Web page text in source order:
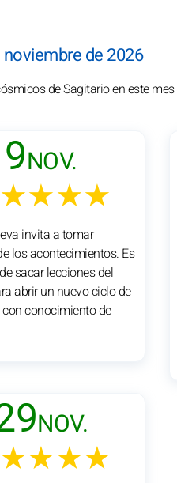
de 2026
de Sagitario en este
9NOV.
invita a tomar
los acontecimientos. Es
sacar lecciones del
abrir un nuevo ciclo de
conocimiento de
NOV.